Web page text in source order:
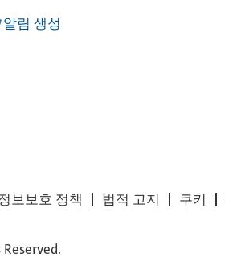
알림 생성
보보호 정책 법적 고지 쿠키